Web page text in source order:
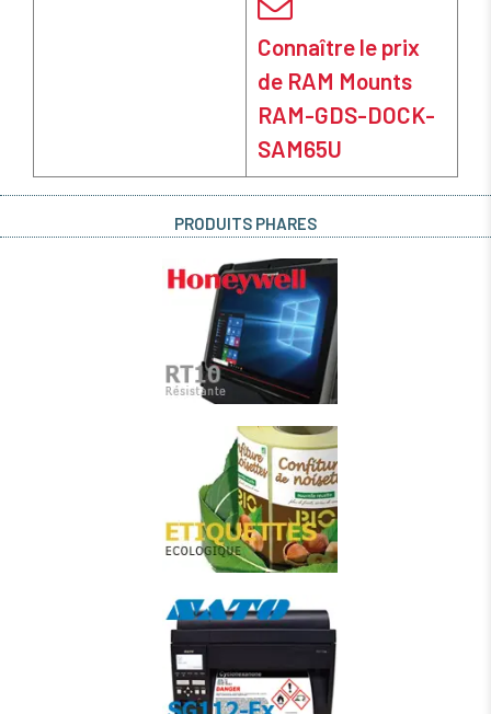
Connaître le prix
de RAM Mounts
RAM-GDS-DOCK-
SAM65U
PRODUITS PHARES